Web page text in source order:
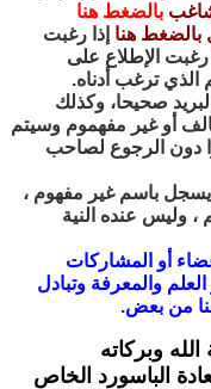
بالضغط هنا
بالضغط هنا إذا رغبت
رغبت الإطلاع على
الذي ترغب أدناه.
صحيحا، وكذلك
أو غير مفهموم وسيتم
دون الرجوع لصاحب
باسم غير مفهوم ،
، وليس عنده النية
أو المشاركات
والمعرفة وتبادل
من بعض.
وبركاته
الباسورد الخاص